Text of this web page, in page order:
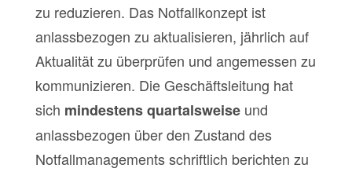
zu reduzieren. Das Notfallkonzept ist
anlassbezogen zu aktualisieren, jährlich auf
Aktualität zu überprüfen und angemessen zu
kommunizieren. Die Geschäftsleitung hat
sich mindestens quartalsweise und
anlassbezogen über den Zustand des
Notfallmanagements schriftlich berichten zu